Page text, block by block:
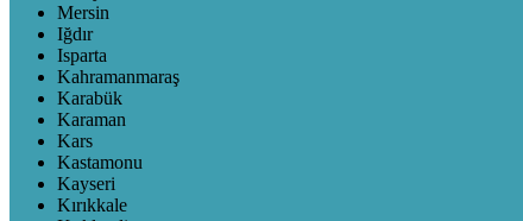
Mersin
Iğdır
Isparta
Kahramanmaraş
Karabük
Karaman
Kars
Kastamonu
Kayseri
Kırıkkale